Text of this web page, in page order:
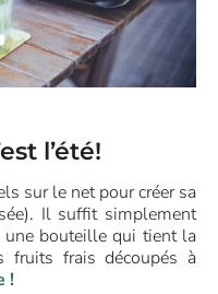
l’été!
sur le net pour créer sa
Il suffit simplement
une bouteille qui tient la
fruits frais découpés à
!